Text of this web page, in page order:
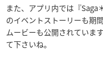
また、アプリ内では『Saga
のイベントストーリーも期
ムービーも公開されていま
て下さいね。